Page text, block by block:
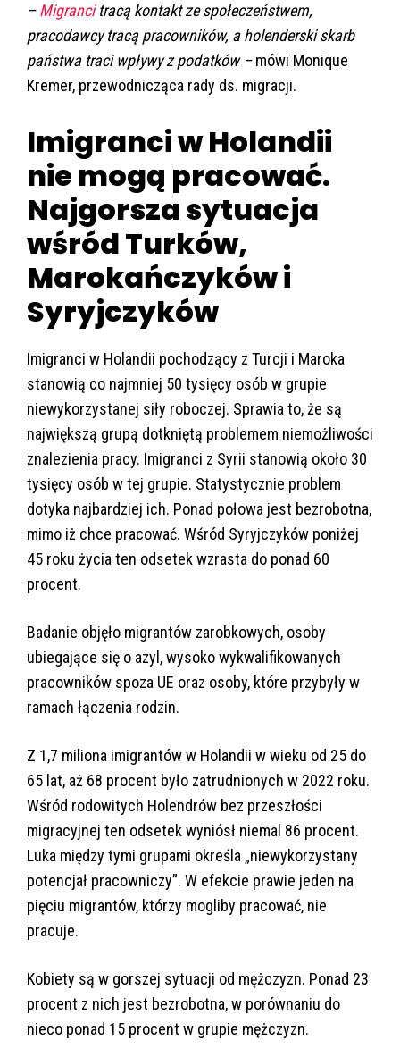
–Migrancitracą kontakt ze społeczeństwem,
pracodawcy tracą pracowników, a holenderski skarb
państwa traci wpływy z podatków –mówi Monique
Kremer, przewodnicząca rady ds. migracji.
Imigranci w Holandii
nie mogą pracować.
Najgorsza sytuacja
wśród Turków,
Marokańczyków i
Syryjczyków
Imigranci w Holandii pochodzący z Turcji i Maroka
stanowią co najmniej 50 tysięcy osób w grupie
niewykorzystanej siły roboczej. Sprawia to, że są
największą grupą dotkniętą problemem niemożliwości
znalezienia pracy. Imigranci z Syrii stanowią około 30
tysięcy osób w tej grupie. Statystycznie problem
dotyka najbardziej ich. Ponad połowa jest bezrobotna,
mimo iż chce pracować. Wśród Syryjczyków poniżej
45 roku życia ten odsetek wzrasta do ponad 60
procent.
Badanie objęło migrantów zarobkowych, osoby
ubiegające się o azyl, wysoko wykwalifikowanych
pracowników spoza UE oraz osoby, które przybyły w
ramach łączenia rodzin.
Z 1,7 miliona imigrantów w Holandii w wieku od 25 do
65 lat, aż 68 procent było zatrudnionych w 2022 roku.
Wśród rodowitych Holendrów bez przeszłości
migracyjnej ten odsetek wyniósł niemal 86 procent.
Luka między tymi grupami określa „niewykorzystany
potencjał pracowniczy”. W efekcie prawie jeden na
pięciu migrantów, którzy mogliby pracować, nie
pracuje.
Kobiety są w gorszej sytuacji od mężczyzn. Ponad 23
procent z nich jest bezrobotna, w porównaniu do
nieco ponad 15 procent w grupie mężczyzn.